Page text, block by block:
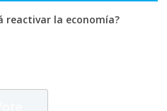
reactivar la economía?